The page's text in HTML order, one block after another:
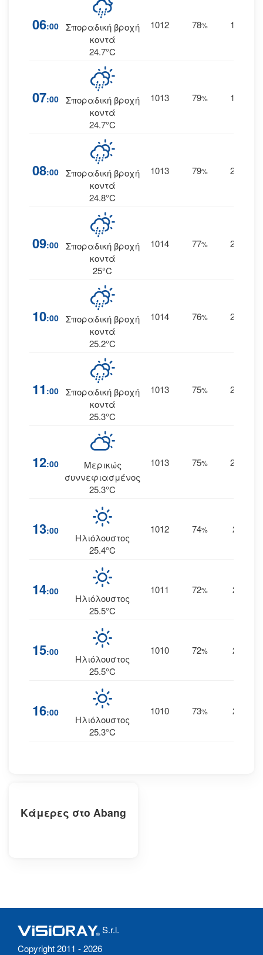
06:00 Σποραδική βροχή
κοντά
24.7°C
1012 78% 19
07:00 Σποραδική βροχή
κοντά
24.7°C
1013 79% 19
08:00 Σποραδική βροχή
κοντά
24.8°C
1013 79% 20
09:00 Σποραδική βροχή
κοντά
25°C
1014 77% 21
10:00 Σποραδική βροχή
κοντά
25.2°C
1014 76% 20
11 :00 Σποραδική βροχή
κοντά
25.3°C
1013 75% 21
12:00
Μερικώς
συννεφιασμένος
25.3°C
1013 75% 20
13:00
Ηλιόλουστος
25.4°C
1012 74% 20
14:00
Ηλιόλουστος
25.5°C
1011 72% 20
15:00
Ηλιόλουστος
25.5°C
1010 72% 20
16:00
Ηλιόλουστος
25.3°C
1010 73% 20
Κάμερες στο Abang
S.r.l.
Copyright 2011 - 2026